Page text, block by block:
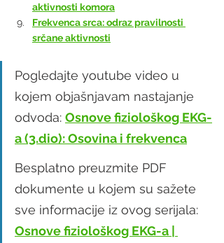
aktivnosti komora
Frekvenca srca: odraz pravilnosti
srčane aktivnosti
Pogledajte youtube video u
kojem objašnjavam nastajanje
odvoda: Osnove fiziološkog EKG-
a (3.dio): Osovina i frekvenca
Besplatno preuzmite PDF
dokumente u kojem su sažete
sve informacije iz ovog serijala:
Osnove fiziološkog EKG-a |